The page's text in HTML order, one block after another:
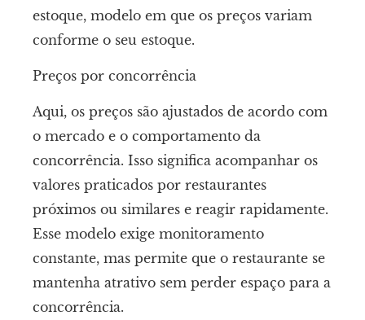
estoque, modelo em que os preços variam
conforme o seu estoque.
Preços por concorrência
Aqui, os preços são ajustados de acordo com
o mercado e o comportamento da
concorrência. Isso significa acompanhar os
valores praticados por restaurantes
próximos ou similares e reagir rapidamente.
Esse modelo exige monitoramento
constante, mas permite que o restaurante se
mantenha atrativo sem perder espaço para a
concorrência.